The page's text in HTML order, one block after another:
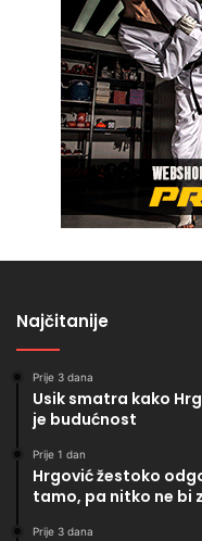
Najčitanije
Prije 3 dana
Usik smatra kako
je budućnost
Prije 1 dan
Hrgović žestoko
tamo, pa nitko ne bi
Prije 3 dana